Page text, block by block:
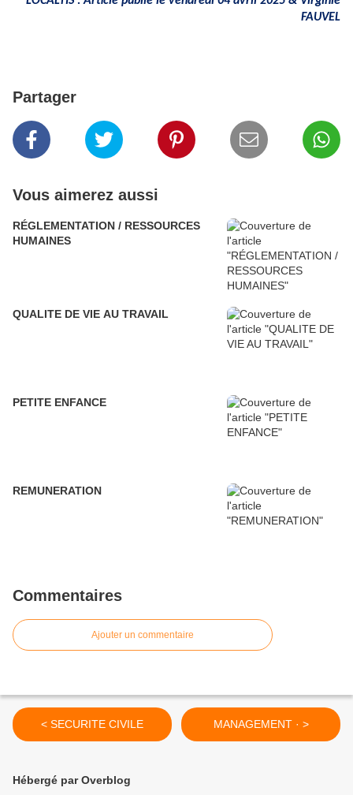
FAUVEL
Partager
Vous aimerez aussi
RÉGLEMENTATION / RESSOURCES
HUMAINES
QUALITE DE VIE AU TRAVAIL
PETITE ENFANCE
REMUNERATION
Commentaires
Ajouter un commentaire
< SECURITE CIVILE MANAGEMENT · >
Hébergé par Overblog